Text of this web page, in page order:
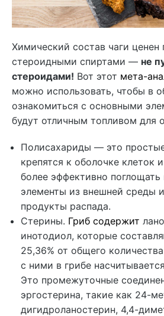
Химический состав чаги
стероидными спиртами — не
стероидами! Вот этот мета-
можно использовать, чтобы в
ознакомиться с основными
будут отличным топливом для
Полисахариды — это
крепятся к оболочке клеток
более эффективно поглощать
элементы из внешней среды
продукты распада.
Стерины. Гриб содержит
инотодиол, которые
25,36% от общего
с ними в грибе
Это промежуточные
эргостерина, такие как 24-
дигидроланостерин, 4,4-